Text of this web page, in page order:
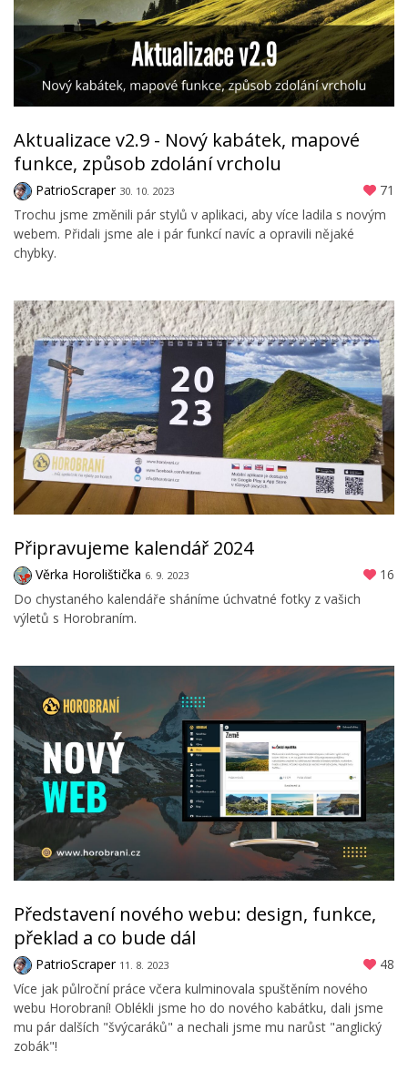
Aktualizace v2.9 - Nový kabátek, mapové
funkce, způsob zdolání vrcholu
PatrioScraper 30. 10. 2023
71
Trochu jsme změnili pár stylů v aplikaci, aby více ladila s novým
webem. Přidali jsme ale i pár funkcí navíc a opravili nějaké
chybky.
Připravujeme kalendář 2024
Věrka Horolištička 6. 9. 2023
16
Do chystaného kalendáře sháníme úchvatné fotky z vašich
výletů s Horobraním.
Představení nového webu: design, funkce,
překlad a co bude dál
PatrioScraper 11. 8. 2023
48
Více jak půlroční práce včera kulminovala spuštěním nového
webu Horobraní! Oblékli jsme ho do nového kabátku, dali jsme
mu pár dalších "švýcaráků" a nechali jsme mu narůst "anglický
zobák"!